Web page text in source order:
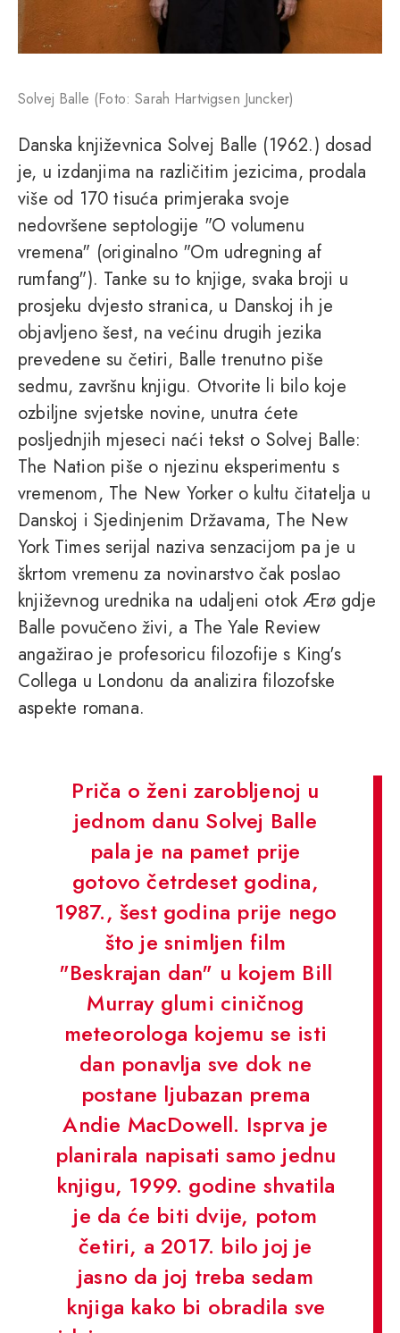
Solvej Balle (Foto: Sarah Hartvigsen Juncker)
Danska književnica Solvej Balle (1962.) dosad
je, u izdanjima na različitim jezicima, prodala
više od 170 tisuća primjeraka svoje
nedovršene septologije "O volumenu
vremena" (originalno "Om udregning af
rumfang"). Tanke su to knjige, svaka broji u
prosjeku dvjesto stranica, u Danskoj ih je
objavljeno šest, na većinu drugih jezika
prevedene su četiri, Balle trenutno piše
sedmu, završnu knjigu. Otvorite li bilo koje
ozbiljne svjetske novine, unutra ćete
posljednjih mjeseci naći tekst o Solvej Balle:
The Nation piše o njezinu eksperimentu s
vremenom, The New Yorker o kultu čitatelja u
Danskoj i Sjedinjenim Državama, The New
York Times serijal naziva senzacijom pa je u
škrtom vremenu za novinarstvo čak poslao
književnog urednika na udaljeni otok Ærø gdje
Balle povučeno živi, a The Yale Review
angažirao je profesoricu filozofije s King's
Collega u Londonu da analizira filozofske
aspekte romana.
Priča o ženi zarobljenoj u
jednom danu Solvej Balle
pala je na pamet prije
gotovo četrdeset godina,
1987., šest godina prije nego
što je snimljen film
"Beskrajan dan" u kojem Bill
Murray glumi ciničnog
meteorologa kojemu se isti
dan ponavlja sve dok ne
postane ljubazan prema
Andie MacDowell. Isprva je
planirala napisati samo jednu
knjigu, 1999. godine shvatila
je da će biti dvije, potom
četiri, a 2017. bilo joj je
jasno da joj treba sedam
knjiga kako bi obradila sve